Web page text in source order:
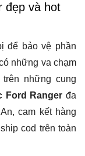
đẹp và hot
để bảo vệ phần
những va chạm
những cung
Ford Ranger đa
cam kết hàng
cod trên toàn